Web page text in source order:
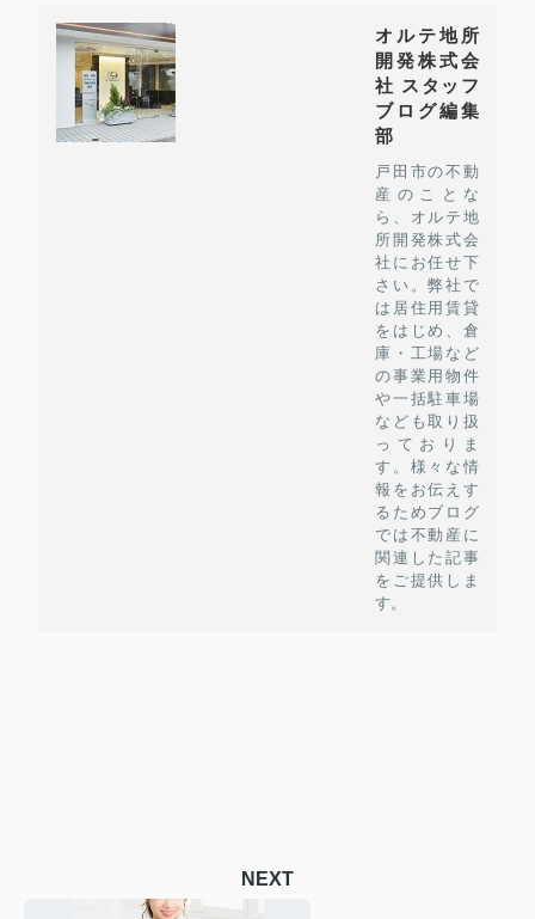
オルテ地所
開発株式会
社 スタッフ
ブログ編集
部
戸田市の不動
産のことな
ら、オルテ地
所開発株式会
社にお任せ下
さい。弊社で
は居住用賃貸
をはじめ、倉
庫・工場など
の事業用物件
や一括駐車場
なども取り扱
っておりま
す。様々な情
報をお伝えす
るためブログ
では不動産に
関連した記事
をご提供しま
す。
NEXT